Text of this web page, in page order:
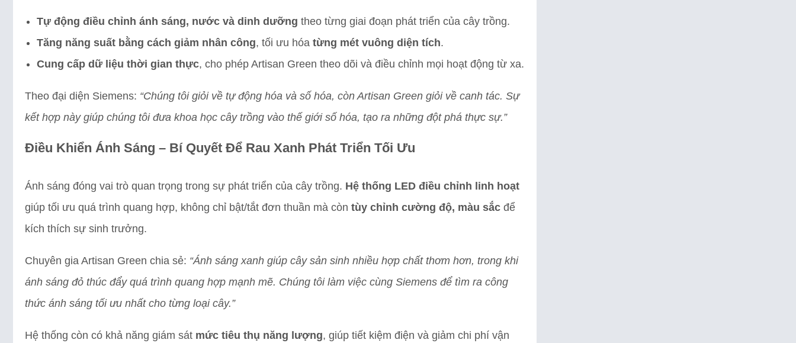
Tự động điều chỉnh ánh sáng, nước và dinh dưỡng theo từng giai đoạn phát triển của cây trồng.
Tăng năng suất bằng cách giảm nhân công, tối ưu hóa từng mét vuông diện tích.
Cung cấp dữ liệu thời gian thực, cho phép Artisan Green theo dõi và điều chỉnh mọi hoạt động từ xa.
Theo đại diện Siemens: “Chúng tôi giỏi về tự động hóa và số hóa, còn Artisan Green giỏi về canh tác. Sự
kết hợp này giúp chúng tôi đưa khoa học cây trồng vào thế giới số hóa, tạo ra những đột phá thực sự.”
Điều Khiển Ánh Sáng – Bí Quyết Để Rau Xanh Phát Triển Tối Ưu
Ánh sáng đóng vai trò quan trọng trong sự phát triển của cây trồng. Hệ thống LED điều chỉnh linh hoạt
giúp tối ưu quá trình quang hợp, không chỉ bật/tắt đơn thuần mà còn tùy chỉnh cường độ, màu sắc để
kích thích sự sinh trưởng.
Chuyên gia Artisan Green chia sẻ: “Ánh sáng xanh giúp cây sản sinh nhiều hợp chất thơm hơn, trong khi
ánh sáng đỏ thúc đẩy quá trình quang hợp mạnh mẽ. Chúng tôi làm việc cùng Siemens để tìm ra công
thức ánh sáng tối ưu nhất cho từng loại cây.”
Hệ thống còn có khả năng giám sát mức tiêu thụ năng lượng, giúp tiết kiệm điện và giảm chi phí vận